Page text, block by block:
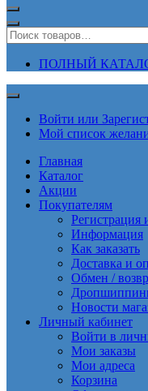
ПОЛНЫЙ
Войти или
Мой список
Главная
Каталог
Акции
Покупателям
Регистрация
Информация
Как заказать
Доставка и
Обмен /
Новости
Личный кабинет
Войти в
Мои заказы
Мои адреса
Корзина